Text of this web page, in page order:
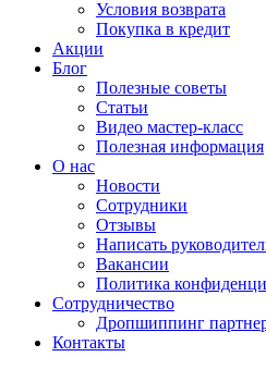
Условия возврата
Покупка в кредит
Акции
Блог
Полезные советы
Статьи
Видео мастер-класс
Полезная информация
О нас
Новости
Сотрудники
Отзывы
Написать
Вакансии
Политика
Сотрудничество
Дропшиппинг
Контакты